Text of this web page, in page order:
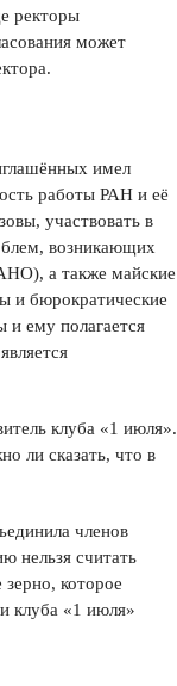
ректоры
может
имел
работы РАН и её
участвовать в
возникающих
а также майские
и бюрократические
и ему полагается
клуба «1 июля».
ли сказать, что в
членов
нельзя считать
которое
клуба «1 июля»